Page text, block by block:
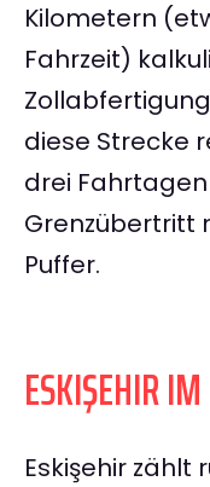
Kilometern
Fahrzeit)
diese Strecke
drei
Grenzübertritt
Puffer.
ESKIŞEHIR
Eskişehir zählt